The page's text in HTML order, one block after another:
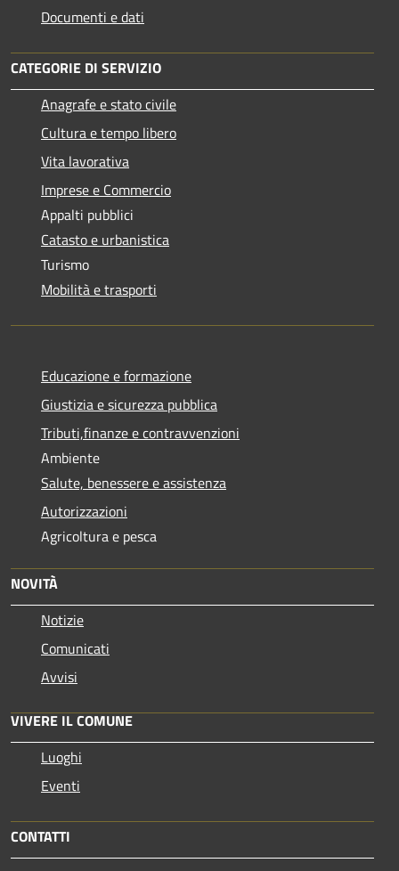
Documenti e dati
CATEGORIE DI SERVIZIO
Anagrafe e stato civile
Cultura e tempo libero
Vita lavorativa
Imprese e Commercio
Appalti pubblici
Catasto e urbanistica
Turismo
Mobilità e trasporti
Educazione e formazione
Giustizia e sicurezza pubblica
Tributi,finanze e contravvenzioni
Ambiente
Salute, benessere e assistenza
Autorizzazioni
Agricoltura e pesca
NOVITÀ
Notizie
Comunicati
Avvisi
VIVERE IL COMUNE
Luoghi
Eventi
CONTATTI